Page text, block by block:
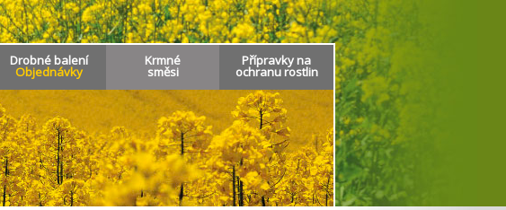
Drobné balení
Objednávky
Krmné
směsi
Přípravky na
ochranu rostlin